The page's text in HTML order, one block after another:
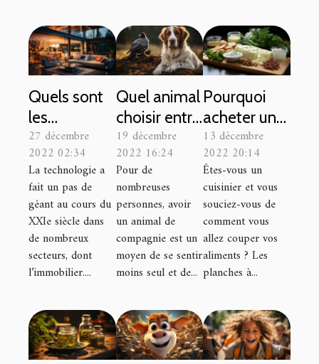
Quels sont
les
avantages
de la
domotique
?
27 décembre
2022 02:34
La technologie a
fait un pas de
géant au cours du
XXIe siècle dans
de nombreux
secteurs, dont
l’immobilier....
Quel animal
choisir entre
le chien et le
chat?
19 décembre
2022 16:24
Pour de
nombreuses
personnes, avoir
un animal de
compagnie est un
moyen de se sentir
moins seul et de...
Pourquoi
acheter une
planche à
découper : 2
essentiels ?
13 décembre
2022 20:14
Êtes-vous un
cuisinier et vous
souciez-vous de
comment vous
allez couper vos
aliments ? Les
planches à...